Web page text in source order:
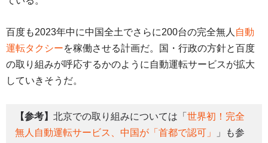
百度も2023年中に中国全土でさらに200台の完全無人 自動
運転タクシーを稼働させる計画だ。国・行政の方針と百度
の取り組みが呼応するかのように自動運転サービスが拡大
していきそうだ。
【参考】 北京での取り組みについては「 世界初！完全
無人自動運転サービス、中国が「首都で認可」
」も参